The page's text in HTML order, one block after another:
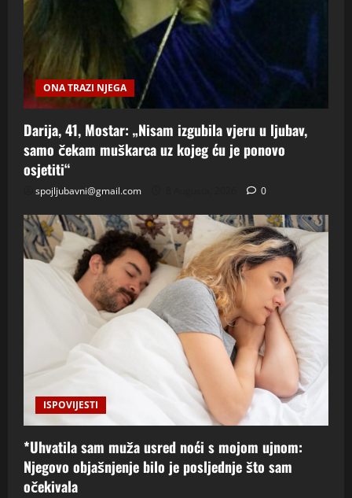
ONA TRAZI NJEGA
Darija, 41, Mostar: „Nisam izgubila vjeru u ljubav,
samo čekam muškarca uz kojeg ću je ponovo
osjetiti“
spojljubavni@gmail.com 0
ISPOVIJESTI
*Uhvatila sam muža usred noći s mojom ujnom:
Njegovo objašnjenje bilo je posljednje što sam
očekivala